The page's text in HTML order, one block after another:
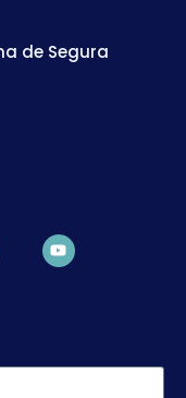
de Segura